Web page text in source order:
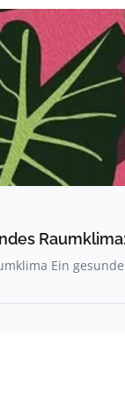
Ein